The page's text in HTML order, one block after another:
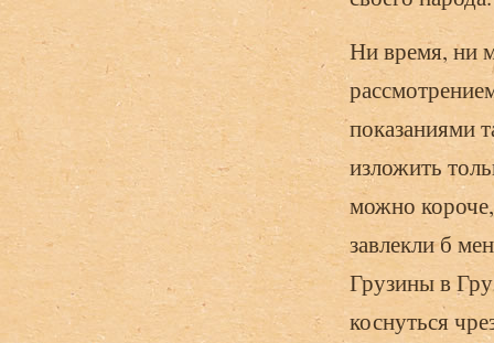
Ни время, ни
показаниями
изложить
можно короче,
завлекли б
Грузины в
коснуться